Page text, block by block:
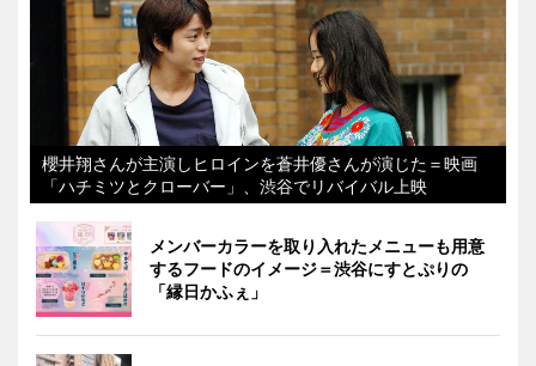
櫻井翔さんが主演しヒロインを蒼井優さんが演じた＝映画
「ハチミツとクローバー」、渋谷でリバイバル上映
メンバーカラーを取り入れたメニューも用意
するフードのイメージ＝渋谷にすとぷりの
「縁日かふぇ」